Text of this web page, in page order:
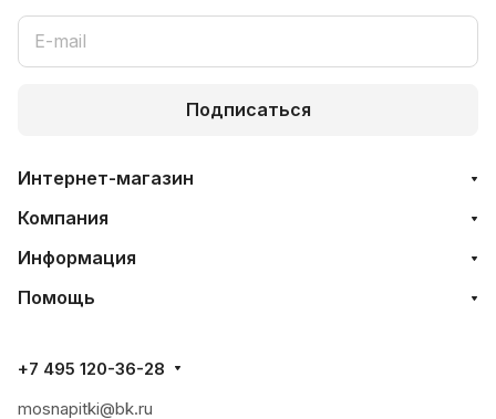
Подписаться
Интернет-магазин
Компания
Информация
Помощь
+7 495 120-36-28
mosnapitki@bk.ru